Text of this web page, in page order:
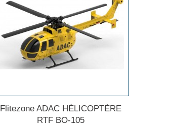
Flitezone ADAC HÉLICOPTÈRE
RTF BO-105